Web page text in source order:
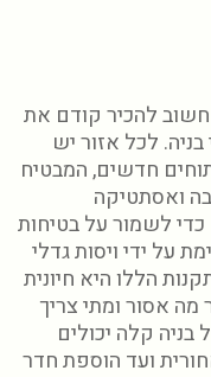
חשוב להכיר קודם את
לכל אזור יש
חדשים, המבטיח
ואסתטיקה
כדי לשמור על בטיחות
על ידי ויסות גדלי
הללו היא חיונית
אסור ומתי צריך
קלה יכולים
ועד הוספת חדר